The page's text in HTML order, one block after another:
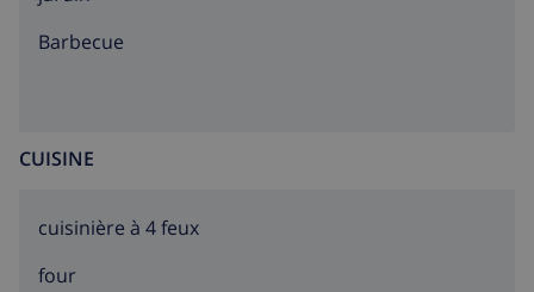
barbecue
CUISINE
cuisinière à 4 feux
four